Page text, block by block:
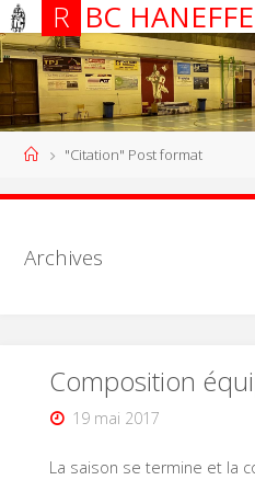
R BC HANEFFE
"Citation" Post format
Archives
Composition
19 mai 2017
La saison se termine et la